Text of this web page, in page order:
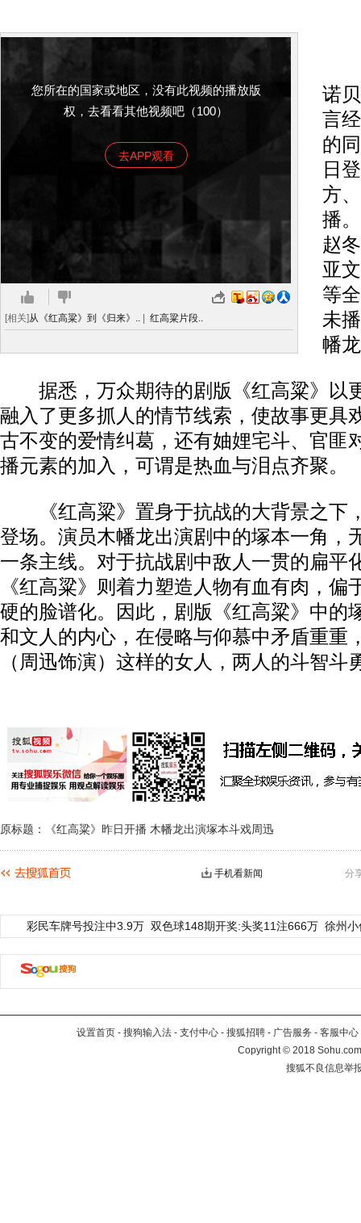
您所在的国家或地区，没有此视频的播放版
权，去看看其他视频吧（100）
去APP观看
[相关]从《红高粱》到《归来》.. 红高粱片段..
诺
言
的
日
方
播
赵
亚
等
未
幡
据悉，万众期待的剧版《红高粱》以
融入了更多抓人的情节线索，使故事更具
古不变的爱情纠葛，还有妯娌宅斗、官匪
播元素的加入，可谓是热血与泪点齐聚。
《红高粱》置身于抗战的大背景之下
登场。演员木幡龙出演剧中的塚本一角，
一条主线。对于抗战剧中敌人一贯的扁平
《红高粱》则着力塑造人物有血有肉，偏
硬的脸谱化。因此，剧版《红高粱》中的
和文人的内心，在侵略与仰慕中矛盾重重
（周迅饰演）这样的女人，两人的斗智斗
原标题：《红高粱》昨日开播 木幡龙出演塚本斗戏周迅
分
手机看新闻
彩民车牌号投注中3.9万 双色球148期开奖:头奖11注666万 徐州
设置首页 - 搜狗输入法 - 支付中心 - 搜狐招聘 - 广告服务 - 客服中心
Copyright©2018
搜狐不良信息举